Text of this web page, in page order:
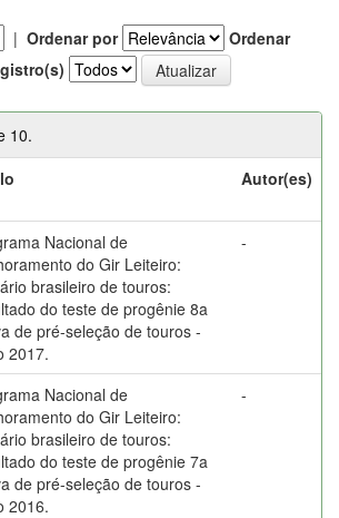
| Ordenar por
Ordenar
10.
Autor(es)
Nacional de
do Gir Leiteiro:
brasileiro de touros:
do teste de progênie 8a
de pré-seleção de touros -
2017.
-
Nacional de
do Gir Leiteiro:
brasileiro de touros:
do teste de progênie 7a
de pré-seleção de touros -
2016.
-